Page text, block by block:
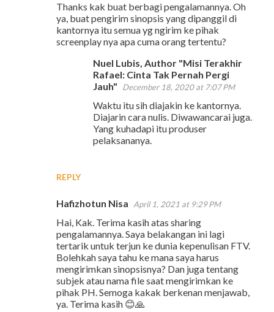
Thanks kak buat berbagi pengalamannya. Oh
ya, buat pengirim sinopsis yang dipanggil di
kantornya itu semua yg ngirim ke pihak
screenplay nya apa cuma orang tertentu?
REPLY
Nuel Lubis, Author "Misi Terakhir
Rafael: Cinta Tak Pernah Pergi
Jauh"
December 18, 2020 at 7:07 PM
Waktu itu sih diajakin ke kantornya.
Diajarin cara nulis. Diwawancarai juga.
Yang kuhadapi itu produser
pelaksananya.
Hafizhotun Nisa April 1, 2021 at 9:29 PM
Hai, Kak. Terima kasih atas sharing
pengalamannya. Saya belakangan ini lagi
tertarik untuk terjun ke dunia kepenulisan FTV.
Bolehkah saya tahu ke mana saya harus
mengirimkan sinopsisnya? Dan juga tentang
subjek atau nama file saat mengirimkan ke
pihak PH. Semoga kakak berkenan menjawab,
ya. Terima kasih 😊🙏